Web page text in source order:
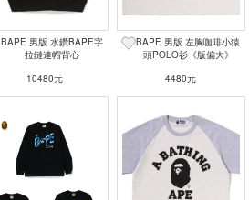
BAPE 男版 水鑽BAPE字
拉鏈連帽背心
10480元
BAPE 男版 左胸咖啡小猿
頭POLO衫《版偏大》
4480元